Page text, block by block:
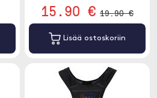
15.90 € 19.90 €
Lisää ostoskoriin